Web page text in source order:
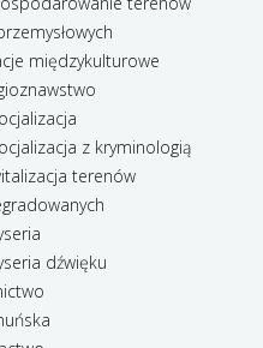
międzykulturowe
z kryminologią
terenów
dźwięku